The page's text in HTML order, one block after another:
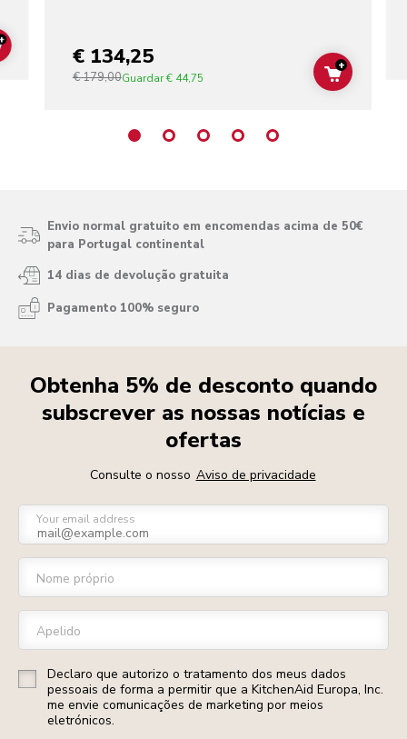
ADD TO CART€ 134,25
€ 179,00Guardar€ 44,75 ADD TO
+
Envio normal gratuito em encomendas acima de 50€
para Portugal continental
14 dias de devolução gratuita
Pagamento 100% seguro
Obtenha 5% de desconto quando
subscrever as nossas notícias e
ofertas
Consulte o nosso Aviso de privacidade
Your email address
Nome próprio
Apelido
Declaro que autorizo o tratamento dos meus dados
pessoais de forma a permitir que a KitchenAid Europa, Inc.
me envie comunicações de marketing por meios
eletrónicos.